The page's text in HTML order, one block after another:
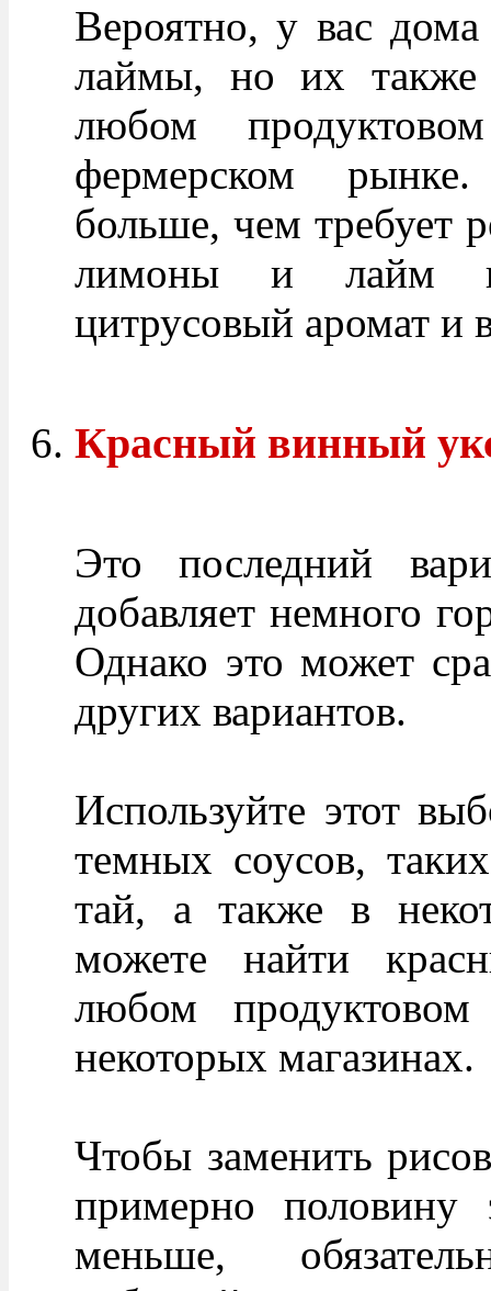
Вероятно, у вас
лаймы, но их также
любом
фермерском
больше, чем требует
лимоны и лайм
цитрусовый аромат и
Красный винный
Это последний
добавляет немного
Однако это может
других вариантов.
Используйте этот
темных соусов,
тай, а также в
можете найти
любом
некоторых магазинах.
Чтобы заменить
примерно половину
меньше,